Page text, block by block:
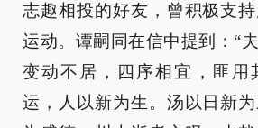
志趣相投的好友，曾积极支
运动。谭嗣同在信中提到：“
变动不居，四序相宜，匪用
运，人以新为生。汤以日新